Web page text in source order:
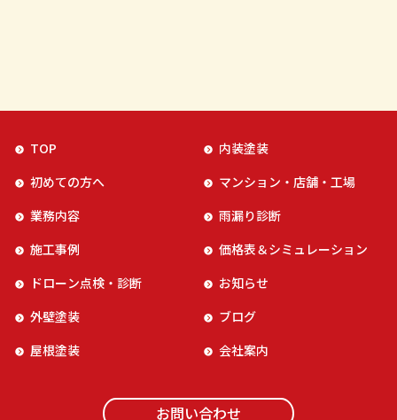
TOP
初めての方へ
業務内容
施工事例
ドローン点検・診断
外壁塗装
屋根塗装
内装塗装
マンション・店舗・工場
雨漏り診断
価格表＆シミュレーション
お知らせ
ブログ
会社案内
お問い合わせ